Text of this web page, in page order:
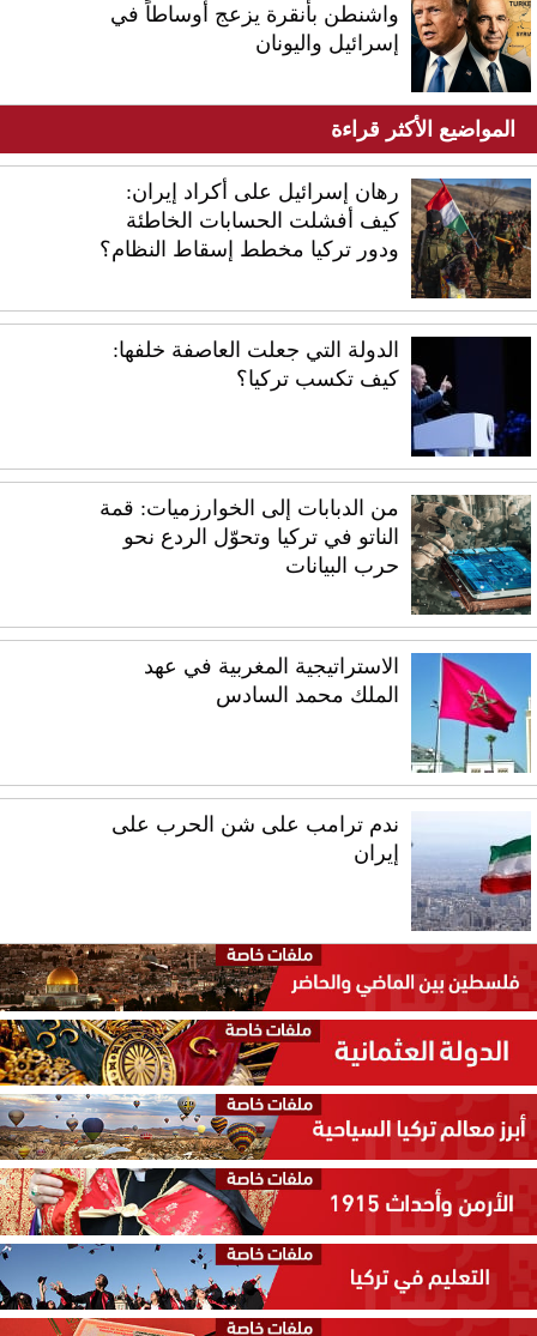
واشنطن بأنقرة يزعج أوساطاً في
إسرائيل واليونان
المواضيع الأكثر قراءة
رهان إسرائيل على أكراد إيران:
كيف أفشلت الحسابات الخاطئة
ودور تركيا مخطط إسقاط النظام؟
الدولة التي جعلت العاصفة خلفها:
كيف تكسب تركيا؟
من الدبابات إلى الخوارزميات: قمة
الناتو في تركيا وتحوّل الردع نحو
حرب البيانات
الاستراتيجية المغربية في عهد
الملك محمد السادس
ندم ترامب على شن الحرب على
إيران